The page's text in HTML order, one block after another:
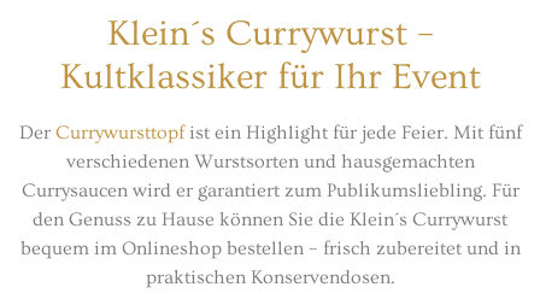
Klein´s Currywurst –
Kultklassiker für Ihr Event
Der Currywursttopfist ein Highlight für jede Feier. Mit fünf
verschiedenen Wurstsorten und hausgemachten
Currysaucen wird er garantiert zum Publikumsliebling. Für
den Genuss zu Hause können Sie die Klein´s Currywurst
bequem im Onlineshop bestellen – frisch zubereitet und in
praktischen Konservendosen.